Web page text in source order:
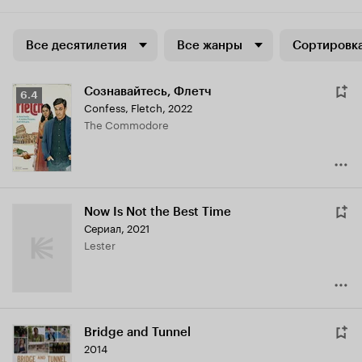
Все десятилетия Все жанры
Рейтинг
Кинопоиска
6.4
6.4 Сознавайтесь, Флетч
Confess, Fletch, 2022
The Commodore
Now Is Not the Best Time
Сериал, 2021
Lester
Bridge and Tunnel
2014